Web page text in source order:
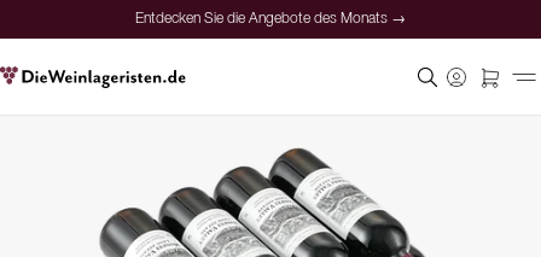
Entdecken Sie die Angebote des Monats →